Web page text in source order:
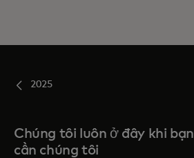
2025
Chúng tôi luôn ở đây khi bạn
cần chúng tôi